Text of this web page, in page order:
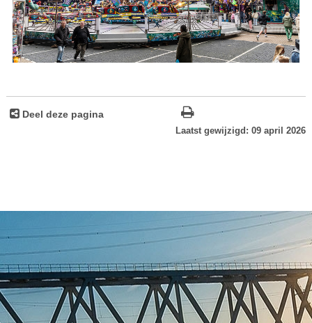
Deel deze pagina
Laatst gewijzigd: 09 april 2026